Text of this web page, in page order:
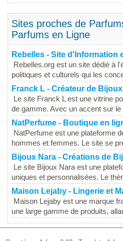
Sites proches de
Parfums en Ligne
Rebelles - Site d'Information
Rebelles.org est un site dédié à
politiques et culturels qui les
Franck L - Créateur de
Le site Franck L est une vitrine
de gamme. Avec un accent sur
NatPerfume - Boutique en
NatPerfume est une plateforme
hommes et femmes. Le site se
Bijoux Nara - Créations de
Le site Bijoux Nara est une
uniques et personnalisées. Le
Maison Lejaby - Lingerie et
Maison Lejaby est une marque
une large gamme de produits,